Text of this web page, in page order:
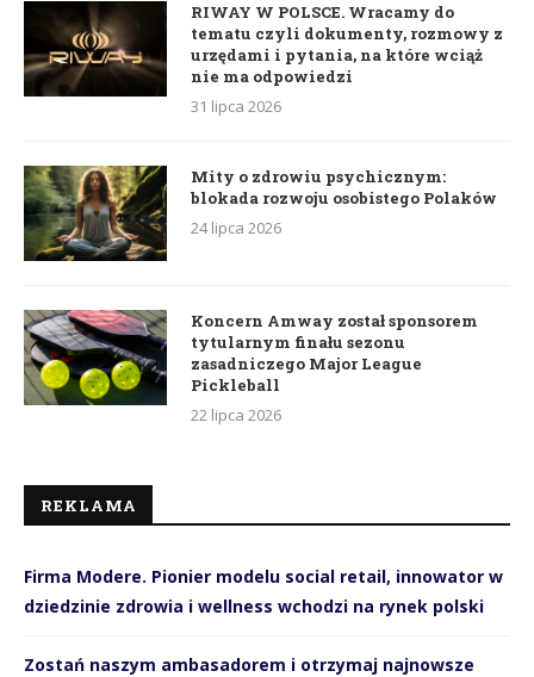
RIWAY W POLSCE. Wracamy do
tematu czyli dokumenty, rozmowy z
urzędami i pytania, na które wciąż
nie ma odpowiedzi
31 lipca 2026
Mity o zdrowiu psychicznym:
blokada rozwoju osobistego Polaków
24 lipca 2026
Koncern Amway został sponsorem
tytularnym finału sezonu
zasadniczego Major League
Pickleball
22 lipca 2026
REKLAMA
Firma Modere. Pionier modelu social retail, innowator w
dziedzinie zdrowia i wellness wchodzi na rynek polski
Zostań naszym ambasadorem i otrzymaj najnowsze